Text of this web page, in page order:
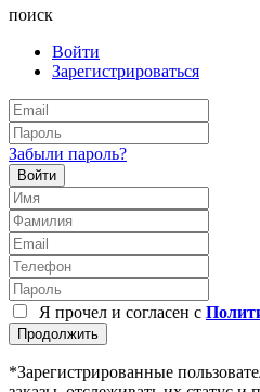
поиск
Войти
Зарегистрироваться
Забыли пароль?
Войти
Я прочел и согласен с
Продолжить
*Зарегистрированные